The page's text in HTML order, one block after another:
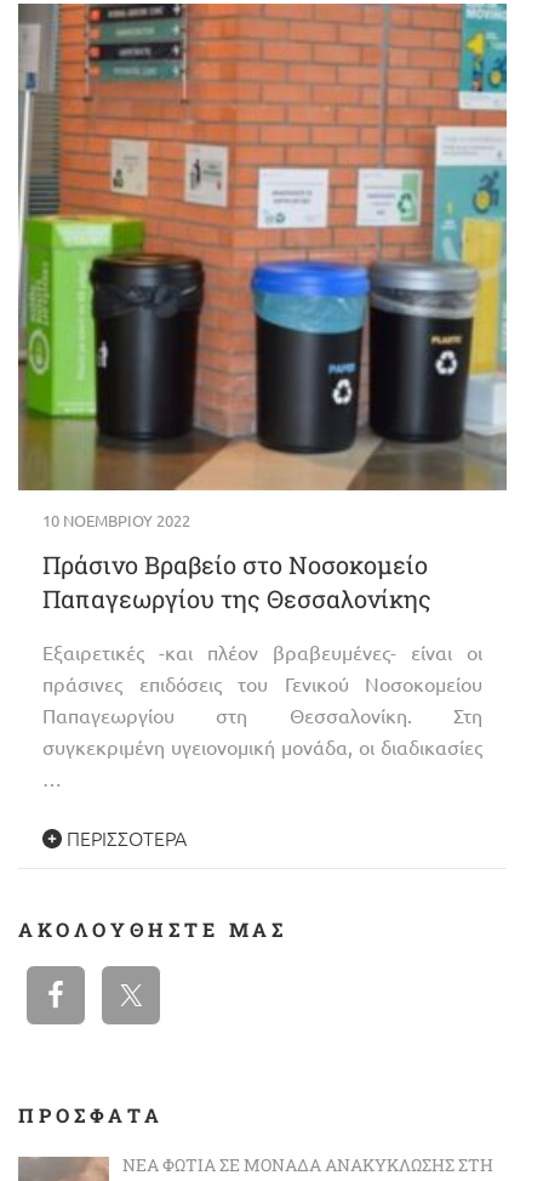
10 ΝΟΕΜΒΡΊΟΥ 2022
Πράσινο Βραβείο στο Νοσοκομείο
Παπαγεωργίου της Θεσσαλονίκης
Εξαιρετικές -και πλέον βραβευμένες- είναι οι
πράσινες επιδόσεις του Γενικού Νοσοκομείου
Παπαγεωργίου στη Θεσσαλονίκη. Στη
συγκεκριμένη υγειονομική μονάδα, οι διαδικασίες
…
ΠΕΡΙΣΣΌΤΕΡΑ
ΑΚΟΛΟΥΘΉΣΤΕ ΜΑΣ
ΠΡΟΣΦΑΤΑ
ΝΈΑ ΦΩΤΙΆ ΣΕ ΜΟΝΆΔΑ ΑΝΑΚΎΚΛΩΣΗΣ ΣΤΗ